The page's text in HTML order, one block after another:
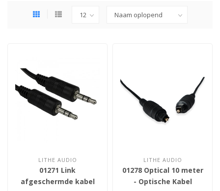
LITHE AUDIO
01271 Link
afgeschermde kabel
LITHE AUDIO
01278 Optical 10 meter
- Optische Kabel